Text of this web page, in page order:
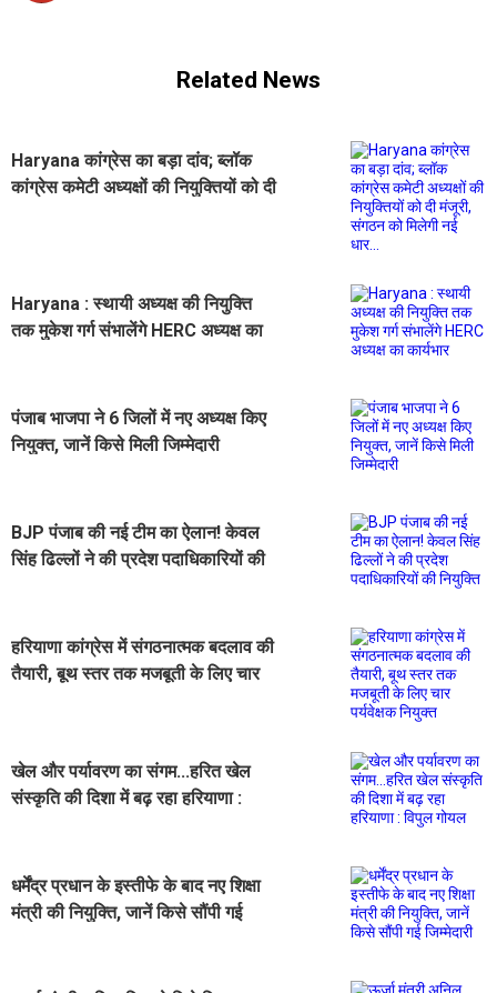
Related News
Haryana कांग्रेस का बड़ा दांव; ब्लॉक
कांग्रेस कमेटी अध्यक्षों की नियुक्तियों को दी
Haryana : स्थायी अध्यक्ष की नियुक्ति
तक मुकेश गर्ग संभालेंगे HERC अध्यक्ष का
पंजाब भाजपा ने 6 जिलों में नए अध्यक्ष किए
नियुक्त, जानें किसे मिली जिम्मेदारी
BJP पंजाब की नई टीम का ऐलान! केवल
सिंह ढिल्लों ने की प्रदेश पदाधिकारियों की
हरियाणा कांग्रेस में संगठनात्मक बदलाव की
तैयारी, बूथ स्तर तक मजबूती के लिए चार
खेल और पर्यावरण का संगम...हरित खेल
संस्कृति की दिशा में बढ़ रहा हरियाणा :
धर्मेंद्र प्रधान के इस्तीफे के बाद नए शिक्षा
मंत्री की नियुक्ति, जानें किसे सौंपी गई